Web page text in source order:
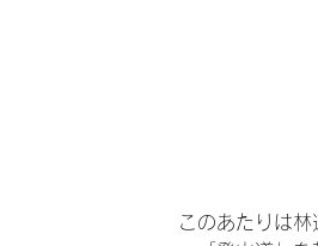
このあたりは林